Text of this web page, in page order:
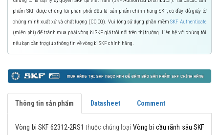
phẩm SKF được chúng tôi phân phối đều là sản phẩm chính hãng SKF, có đầy đủ giấy tờ
chứng minh xuất xứ và chất lượng (CO,CQ). Vui lòng sử dụng phần mềmSKF Authenticate
(miễn phí) để tránh mua phải vòng bi SKF giả trôi nổi trên thị trường. Liên hệ với chúng tôi
nếu bạn cần trợ giúp thông tin về vòng bi SKF chính hãng.
Thông tin sản phẩm Datasheet Comment
Vòng bi SKF 62312-2RS1 thuộc chủng loại Vòng bi cầu rãnh sâu SKF